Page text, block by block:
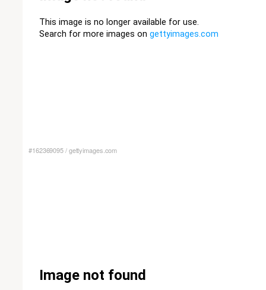
#162369095/gettyimages.com